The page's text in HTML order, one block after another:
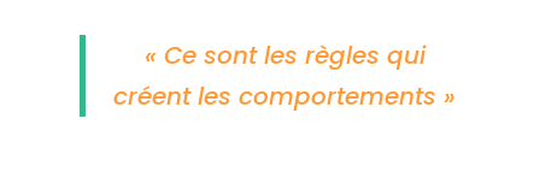
« Ce sont les règles qui
créent les comportements »